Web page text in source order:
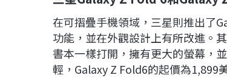
在可摺疊手機領域，三星則推出了
功能，並在外觀設計上有所改進。
書本一樣打開，擁有更大的螢幕，
輕，Galaxy Z Fold6的起價為1,899